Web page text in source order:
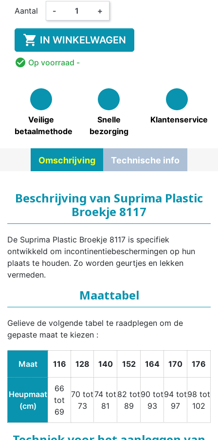
Aantal - +
 IN WINKELWAGEN
 Op voorraad -
Veilige
betaalmethode
Snelle
bezorging
Klantenservice
Omschrijving Technische info
Beschrijving van Suprima Plastic
Broekje 8117
De Suprima Plastic Broekje 8117 is specifiek
ontwikkeld om incontinentiebeschermingen op hun
plaats te houden. Zo worden geurtjes en lekken
vermeden.
Maattabel
Gelieve de volgende tabel te raadplegen om de
gepaste maat te kiezen :
Maat 116 128 140 152 164 170 176
Heupmaat
(cm)
66
tot
69
70 tot
73
74 tot
81
82 tot
89
90 tot
93
94 tot
97
98 tot
102